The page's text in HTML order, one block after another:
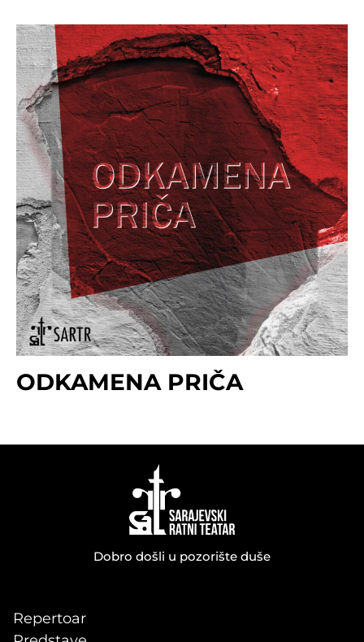
ODKAMENA PRIČA
Dobro došli u pozorište duše
Repertoar